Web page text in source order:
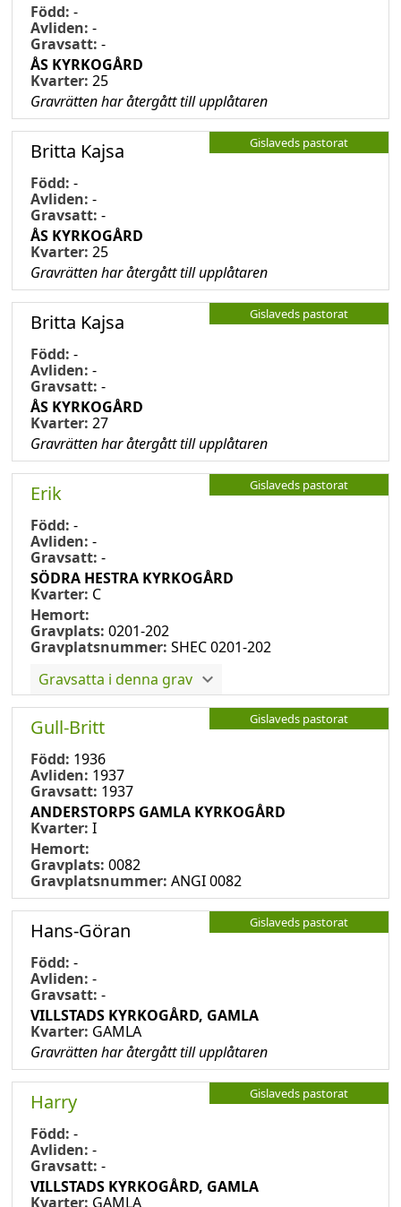
Född: -
Avliden: -
Gravsatt: -
ÅS KYRKOGÅRD
Kvarter: 25
Gravrätten har återgått till upplåtaren
Gislaveds pastorat
Britta Kajsa
Född: -
Avliden: -
Gravsatt: -
ÅS KYRKOGÅRD
Kvarter: 25
Gravrätten har återgått till upplåtaren
Gislaveds pastorat
Britta Kajsa
Född: -
Avliden: -
Gravsatt: -
ÅS KYRKOGÅRD
Kvarter: 27
Gravrätten har återgått till upplåtaren
Gislaveds pastorat
Erik
Född: -
Avliden: -
Gravsatt: -
SÖDRA HESTRA KYRKOGÅRD
Kvarter: C
Hemort:
Gravplats: 0201-202
Gravplatsnummer: SHEC 0201-202
Gravsatta i denna grav
Gislaveds pastorat
Gull-Britt
Född: 1936
Avliden: 1937
Gravsatt: 1937
ANDERSTORPS GAMLA KYRKOGÅRD
Kvarter: I
Hemort:
Gravplats: 0082
Gravplatsnummer: ANGI 0082
Gislaveds pastorat
Hans-Göran
Född: -
Avliden: -
Gravsatt: -
VILLSTADS KYRKOGÅRD, GAMLA
Kvarter: GAMLA
Gravrätten har återgått till upplåtaren
Gislaveds pastorat
Harry
Född: -
Avliden: -
Gravsatt: -
VILLSTADS KYRKOGÅRD, GAMLA
Kvarter: GAMLA